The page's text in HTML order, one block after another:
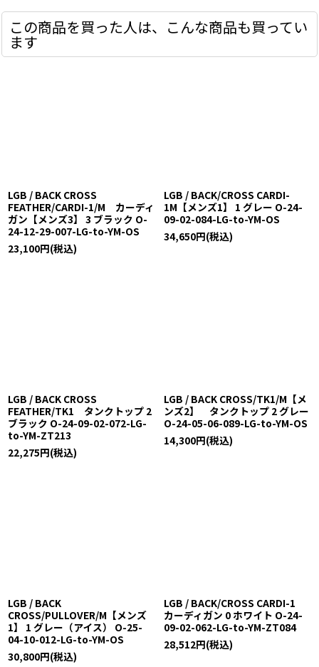
この商品を買った人は、こんな商品も買ってい
ます
LGB / BACK CROSS
FEATHER/CARDI-1/M カーディ
ガン【メンズ3】 3 ブラック O-
24-12-29-007-LG-to-YM-OS
23,100円(税込)
LGB / BACK/CROSS CARDI-
1M【メンズ1】 1 グレー O-24-
09-02-084-LG-to-YM-OS
34,650円(税込)
LGB / BACK CROSS
FEATHER/TK1 タンクトップ 2
ブラック O-24-09-02-072-LG-
to-YM-ZT213
22,275円(税込)
LGB / BACK CROSS/TK1/M【メ
ンズ2】 タンクトップ 2 グレー
O-24-05-06-089-LG-to-YM-OS
14,300円(税込)
LGB / BACK
CROSS/PULLOVER/M【メンズ
1】 1 グレー（アイス） O-25-
04-10-012-LG-to-YM-OS
30,800円(税込)
LGB / BACK/CROSS CARDI-1
カーディガン 0 ホワイト O-24-
09-02-062-LG-to-YM-ZT084
28,512円(税込)